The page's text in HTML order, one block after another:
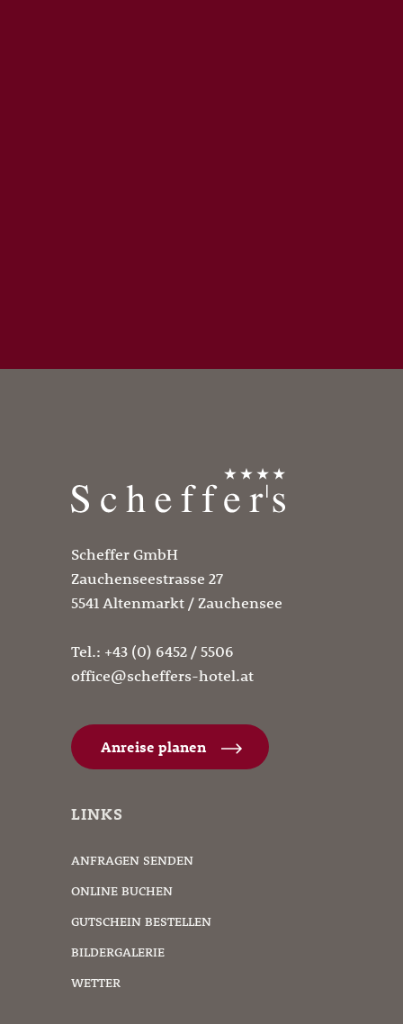
Scheffer GmbH
Zauchenseestrasse 27
5541 Altenmarkt / Zauchensee
Tel.: +43 (0) 6452 / 5506
office@scheffers-hotel.at
LINKS
ANFRAGEN SENDEN
ONLINE BUCHEN
GUTSCHEIN BESTELLEN
BILDERGALERIE
WETTER
Anreise planen